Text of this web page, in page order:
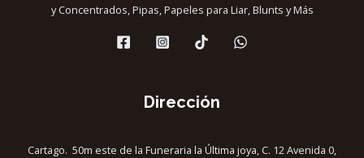
y Concentrados, Pipas, Papeles para Liar, Blunts y Más
Dirección
Cartago. 50m este de la Funeraria la Última joya, C. 12 Avenida 0,